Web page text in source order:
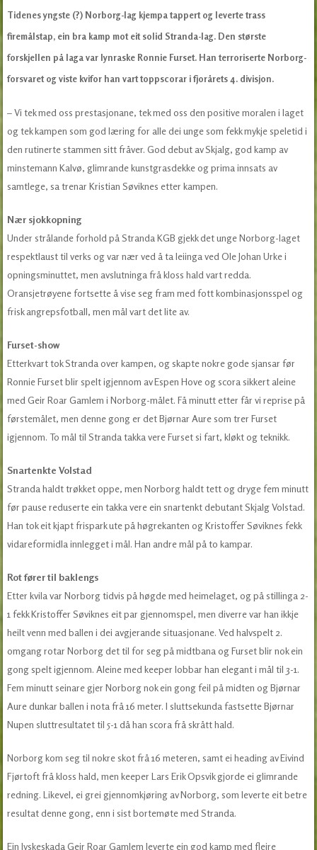
Tidenes yngste (?) Norborg-lag kjempa tappert og leverte trass
firemålstap, ein bra kamp mot eit solid Stranda-lag. Den største
forskjellen på laga var lynraske Ronnie Furset. Han terroriserte Norborg-
forsvaret og viste kvifor han vart toppscorar i fjorårets 4. divisjon.
– Vi tek med oss prestasjonane, tek med oss den positive moralen i laget
og tek kampen som god læring for alle dei unge som fekk mykje speletid i
den rutinerte stammen sitt fråver. God debut av Skjalg, god kamp av
minstemann Kalvø, glimrande kunstgrasdekke og prima innsats av
samtlege, sa trenar Kristian Søviknes etter kampen.
Nær sjokkopning
Under strålande forhold på Stranda KGB gjekk det unge Norborg-laget
respektlaust til verks og var nær ved å ta leiinga ved Ole Johan Urke i
opningsminuttet, men avslutninga frå kloss hald vart redda.
Oransjetrøyene fortsette å vise seg fram med fott kombinasjonsspel og
frisk angrepsfotball, men mål vart det lite av.
Furset-show
Etterkvart tok Stranda over kampen, og skapte nokre gode sjansar før
Ronnie Furset blir spelt igjennom av Espen Hove og scora sikkert aleine
med Geir Roar Gamlem i Norborg-målet. Få minutt etter får vi reprise på
førstemålet, men denne gong er det Bjørnar Aure som trer Furset
igjennom. To mål til Stranda takka vere Furset si fart, kløkt og teknikk.
Snartenkte Volstad
Stranda haldt trøkket oppe, men Norborg haldt tett og dryge fem minutt
før pause reduserte ein takka vere ein snartenkt debutant Skjalg Volstad.
Han tok eit kjapt frispark ute på høgrekanten og Kristoffer Søviknes fekk
vidareformidla innlegget i mål. Han andre mål på to kampar.
Rot fører til baklengs
Etter kvila var Norborg tidvis på høgde med heimelaget, og på stillinga 2-
1 fekk Kristoffer Søviknes eit par gjennomspel, men diverre var han ikkje
heilt venn med ballen i dei avgjerande situasjonane. Ved halvspelt 2.
omgang rotar Norborg det til for seg på midtbana og Furset blir nok ein
gong spelt igjennom. Aleine med keeper lobbar han elegant i mål til 3-1.
Fem minutt seinare gjer Norborg nok ein gong feil på midten og Bjørnar
Aure dunkar ballen i nota frå 16 meter. I sluttsekunda fastsette Bjørnar
Nupen sluttresultatet til 5-1 då han scora frå skrått hald.
Norborg kom seg til nokre skot frå 16 meteren, samt ei heading av Eivind
Fjørtoft frå kloss hald, men keeper Lars Erik Opsvik gjorde ei glimrande
redning. Likevel, ei grei gjennomkjøring av Norborg, som leverte eit betre
resultat denne gong, enn i sist bortemøte med Stranda.
Ein lyskeskada Geir Roar Gamlem leverte ein god kamp med fleire